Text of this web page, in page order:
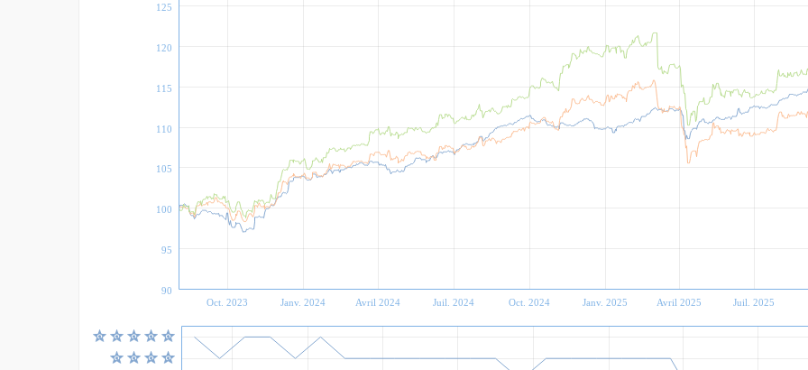
Oct. 2023 Janv. 2024 Avril 2024 Juil. 2024 Oct. 2024 Janv. 2025 Avril 2025 Juil. 2025
90
95
100
105
110
115
120
125